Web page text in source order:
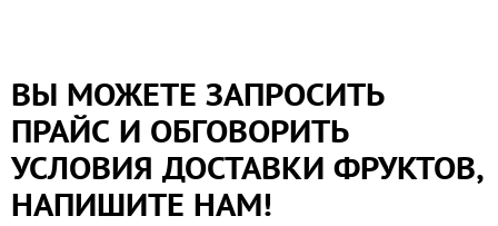
ВЫ МОЖЕТЕ ЗАПРОСИТЬ
ПРАЙС И ОБГОВОРИТЬ
УСЛОВИЯ ДОСТАВКИ ФРУКТОВ,
НАПИШИТЕ НАМ!